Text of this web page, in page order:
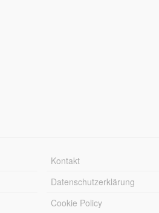
Kontakt
Datenschutzerklärung
Cookie Policy